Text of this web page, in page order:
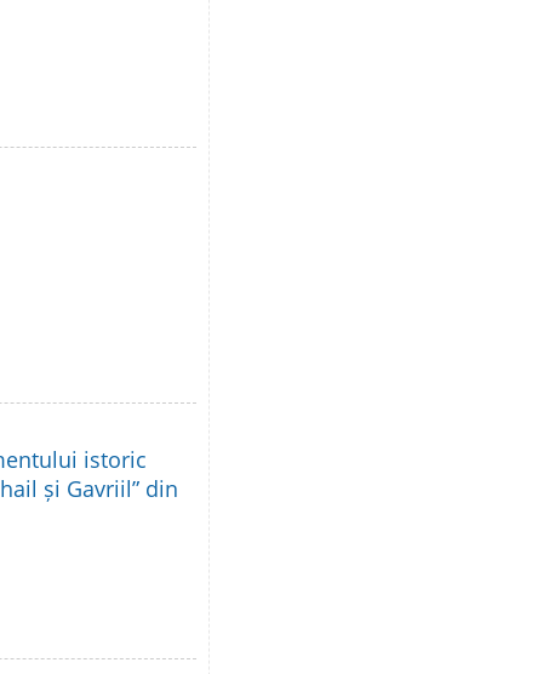
istoric
și Gavriil” din